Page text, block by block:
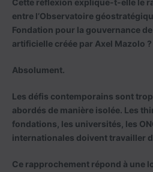
Cette réflexion explique-t-elle le
entre l’Observatoire
Fondation pour la gouvernance
artificielle créée par Axel Mazolo ?
Absolument.
Les défis contemporains sont
abordés de manière isolée. Les
fondations, les universités, les
internationales doivent travailler
Ce rapprochement répond à une